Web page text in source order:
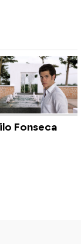
Fonseca